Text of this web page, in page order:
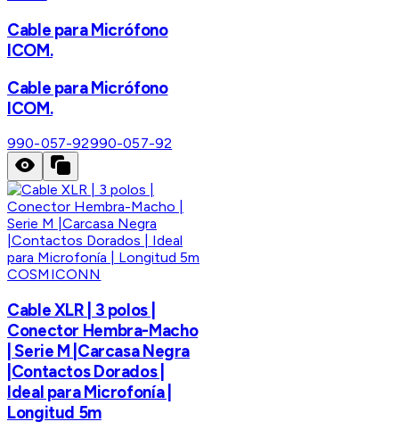
Cable para Micrófono
ICOM.
Cable para Micrófono
ICOM.
990-057-92990-057-92
COSMICONN
Cable XLR | 3 polos |
Conector Hembra-Macho
| Serie M |Carcasa Negra
|Contactos Dorados |
Ideal para Microfonía |
Longitud 5m